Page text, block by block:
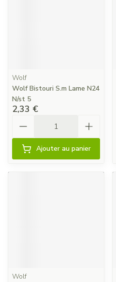
Wolf
Wolf Bistouri S.m Lame N24
N/st 5
2,33 €
Ajouter au panier
Wolf